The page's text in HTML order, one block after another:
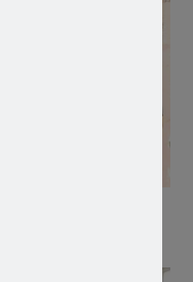
ने एसडीएम को सौंपा ज्ञापन